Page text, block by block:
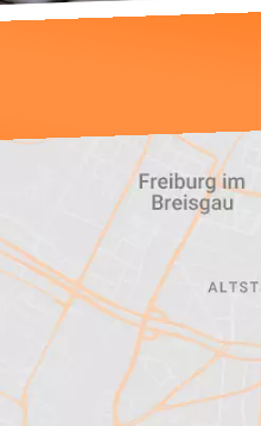
Design GmbH
8
i. Br.
306 - 0
design.de